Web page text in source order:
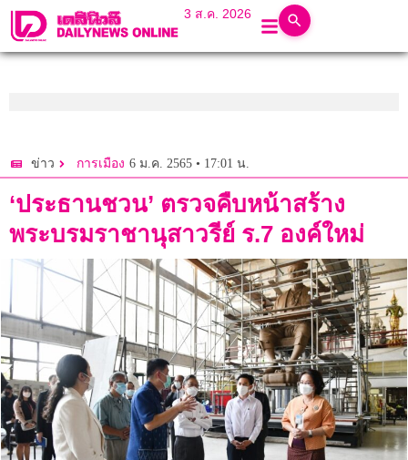
3 ส.ค. 2026
ข่าว การเมือง 6 ม.ค. 2565 • 17:01 น.
‘ประธานชวน’ ตรวจคืบหน้าสร้าง
พระบรมราชานุสาวรีย์ ร.7 องค์ใหม่